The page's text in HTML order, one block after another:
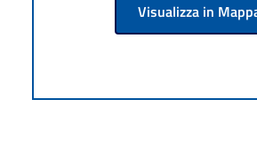
Visualizza in